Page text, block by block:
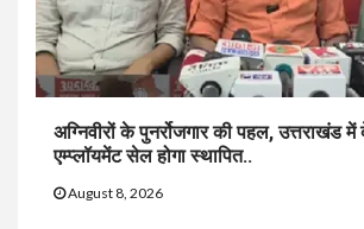
अग्निवीरों के पुनर्रोजगार की पहल, उत्तराखंड
एम्प्लॉयमेंट सेल होगा स्थापित..
August 8, 2026